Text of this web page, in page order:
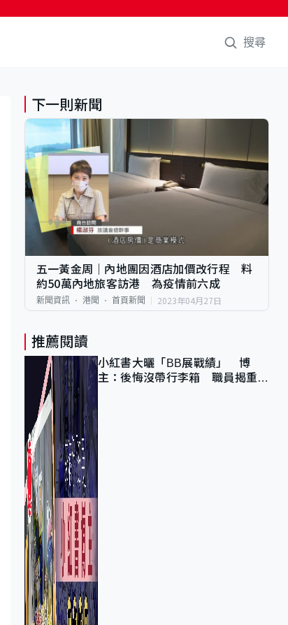
搜尋
下一則新聞
五一黃金周｜內地團因酒店加價改行程 料
約50萬內地旅客訪港 為疫情前六成
新聞資訊 港聞 首頁新聞 2023年04月27日
推薦閱讀
小紅書大曬「BB展戰績」 博
主：後悔沒帶行李箱 職員揭重複